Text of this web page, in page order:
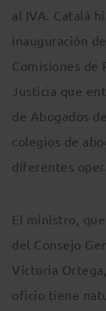
al IVA. Catalá
inauguración
Comisiones de
Justicia que
de Abogados
colegios de
diferentes
El ministro,
del Consejo
Victoria
oficio tiene